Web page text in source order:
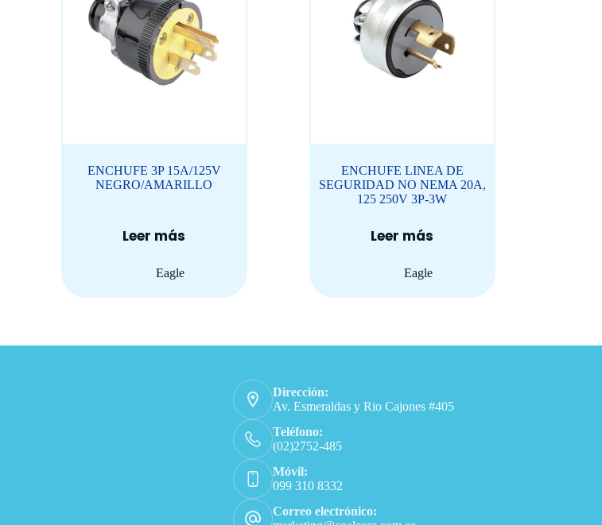
ENCHUFE 3P 15A/125V
NEGRO/AMARILLO
Leer más
Eagle
ENCHUFE LINEA DE
SEGURIDAD NO NEMA 20A,
125 250V 3P-3W
Leer más
Eagle
Dirección:
Av. Esmeraldas y Rio Cajones #405
Teléfono:
(02)2752-485
Móvil:
099 310 8332
Correo electrónico: